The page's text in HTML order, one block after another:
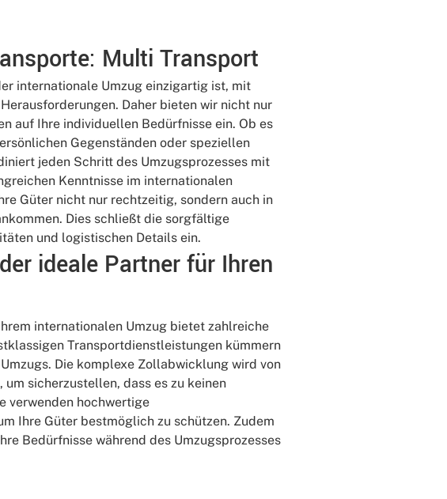
Multi Transport
internationale Umzug einzigartig ist, mit
Daher bieten wir nicht nur
auf Ihre individuellen Bedürfnisse ein. Ob es
Gegenständen oder speziellen
jeden Schritt des Umzugsprozesses mit
Kenntnisse im internationalen
Güter nicht nur rechtzeitig, sondern auch in
Dies schließt die sorgfältige
und logistischen Details ein.
ideale Partner für Ihren
internationalen Umzug bietet zahlreiche
Transportdienstleistungen kümmern
Die komplexe Zollabwicklung wird von
sicherzustellen, dass es zu keinen
verwenden hochwertige
Ihre Güter bestmöglich zu schützen. Zudem
Bedürfnisse während des Umzugsprozesses